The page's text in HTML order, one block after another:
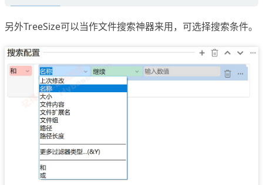
另外TreeSize可以当作文件搜索神器来用，可选择搜索条件。